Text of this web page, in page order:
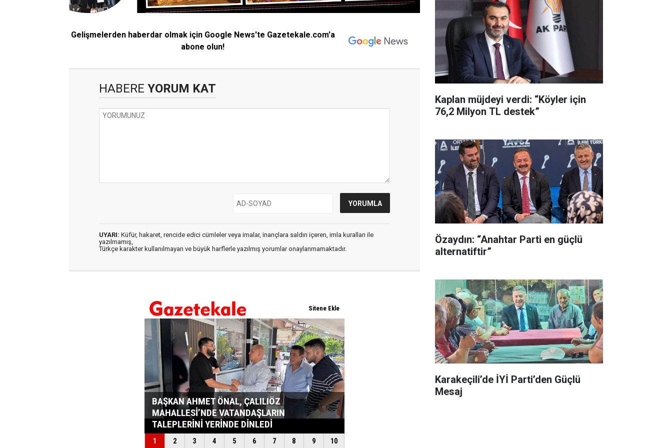
Gelişmelerden haberdar olmak için Google News'te Gazetekale.com'a
abone olun!
HABERE YORUM KAT
UYARI: Küfür, hakaret, rencide edici cümleler veya imalar, inançlara saldırı içeren, imla kuralları ile
yazılmamış,
Türkçe karakter kullanılmayan ve büyük harflerle yazılmış yorumlar onaylanmamaktadır.
Kaplan müjdeyi verdi: “Köyler için
76,2 Milyon TL destek”
Özaydın: “Anahtar Parti en güçlü
alternatiftir”
Karakeçili’de İYİ Parti’den Güçlü
Mesaj